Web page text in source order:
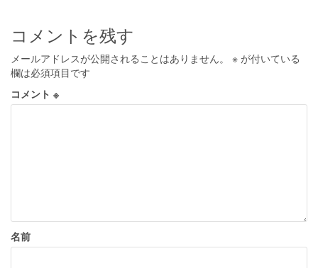
ビ
ゲ
ー
シ
コメントを残す
メールアドレスが公開されることはありません。 ※ が付いている
欄は必須項目です
コメント ※
名前